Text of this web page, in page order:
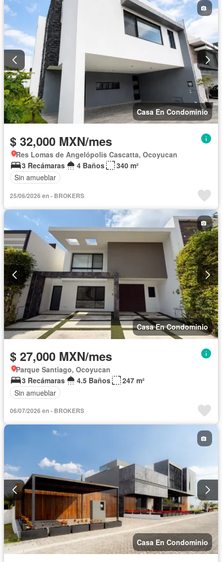
Casa En Condominio
$ 32,000 MXN/mes
Res Lomas de Angelópolis Cascatta, Ocoyucan
3 Recámaras
4 Baños
340 m²
Sin amueblar
25/06/2026 en - BROKERS
Casa En Condominio
$ 27,000 MXN/mes
Parque Santiago, Ocoyucan
3 Recámaras
4.5 Baños
247 m²
Sin amueblar
06/07/2026 en - BROKERS
Casa En Condominio